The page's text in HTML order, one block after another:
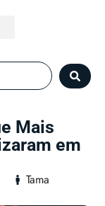
Mais
em
Tama